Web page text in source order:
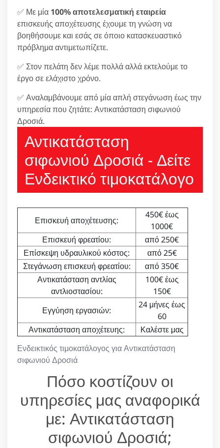
✅ Με μία 100% αποτελεσματική εταιρεία
επισκευής αποχέτευσης έχουμε τη γνώση να
βοηθήσουμε και εσάς σε όποιο κατασκευαστικό
πρόβλημα αντιμετωπίζετε.
✅ Στον πελάτη δεν λέμε πολλά αλλά εκτελούμε το
έργο σε ελάχιστο χρόνο.
✅ Αναλαμβάνουμε από μία απλή στεγάνωση έως την
υπηρεσία που ζητάτε: Αντικατάσταση σιφωνιού
Δροσιά.
Αντικατάσταση
σιφωνιού Δροσιά - Δείτε
Ενδεικτικό τιμοκατάλογο
Ενδεικτικός τιμοκατάλογος για Αντικατάσταση
σιφωνιού Δροσιά
Επισκευή αποχέτευσης:
450€ έως
1000€
Επισκευή φρεατίου:
από 250€
Επίσκεψη υδραυλικού κόστος:
από 25€
Στεγάνωση επισκευή φρεατίου:
από 350€
Αντικατάσταση αντλίας
αντλιοστασίου:
100€ έως
150€
Εγγύηση εργασιών:
24 μήνες έως
60
Αντικατάσταση αποχέτευης:
Καλέστε μας
Πόσο κοστίζουν οι
υπηρεσίες μας αναφορικά
με: Αντικατάσταση
σιφωνιού Δροσιά;